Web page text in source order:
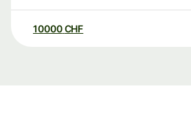
10000 CHF